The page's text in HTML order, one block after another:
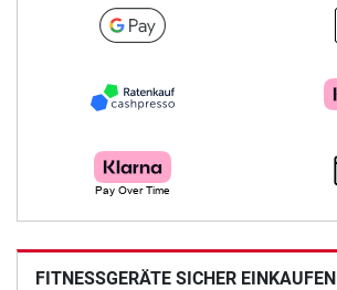
FITNESSGERÄTE SICHER EINKAUFEN